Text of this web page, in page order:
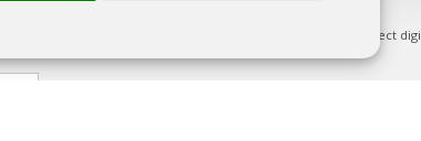
este un serviciu de promovare online pentru firme. Proiect